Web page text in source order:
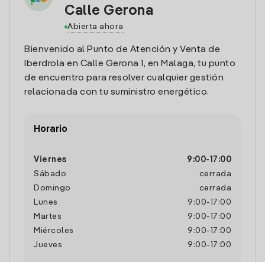
Calle Gerona
Abierta ahora
Bienvenido al Punto de Atención y Venta de
Iberdrola en Calle Gerona 1, en Malaga, tu punto
de encuentro para resolver cualquier gestión
relacionada con tu suministro energético.
Horario
Viernes 9:00- 17:00
Sábado
cerrada
Domingo
cerrada
Lunes
9:00- 17:00
Martes
9:00- 17:00
Miércoles
9:00- 17:00
Jueves
9:00- 17:00